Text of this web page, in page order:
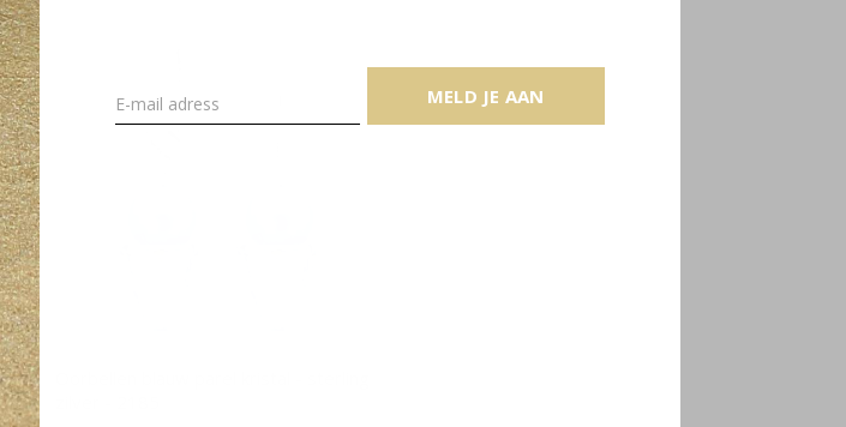
MELD JE AAN